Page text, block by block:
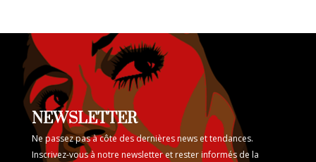
NEWSLETTER
Ne passez pas à côte des dernières news et tendances.
Inscrivez-vous à notre newsletter et rester informés de la